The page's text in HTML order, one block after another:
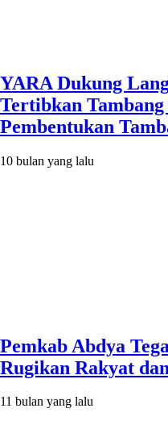
YARA Dukung
Tertibkan
Pembentukan
10 bulan yang lalu
Pemkab Abdya
Rugikan Rakyat
11 bulan yang lalu